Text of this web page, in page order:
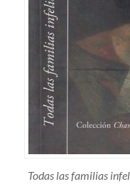
Todas las familias